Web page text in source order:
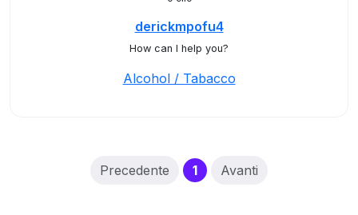
derickmpofu4
How can I help you?
Alcohol / Tabacco
Precedente 1(current)
Avanti